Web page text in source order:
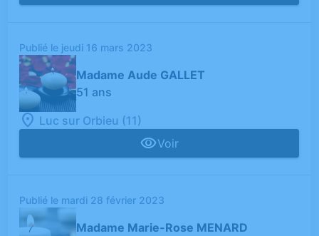
Publié le jeudi 16 mars 2023
Madame Aude GALLET
51 ans
Luc sur Orbieu (11)
Voir
Publié le mardi 28 février 2023
Madame Marie-Rose MENARD